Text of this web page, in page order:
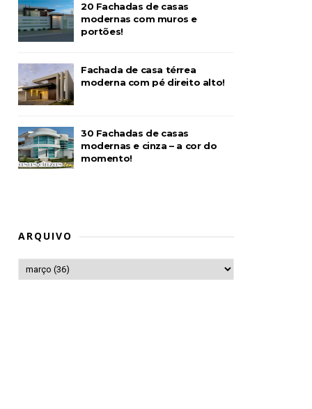
20 Fachadas de casas
modernas com muros e
portões!
Fachada de casa térrea
moderna com pé direito alto!
30 Fachadas de casas
modernas e cinza – a cor do
momento!
ARQUIVO